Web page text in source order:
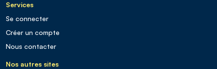
Services
Se connecter
Créer un compte
Nous contacter
Nos autres sites